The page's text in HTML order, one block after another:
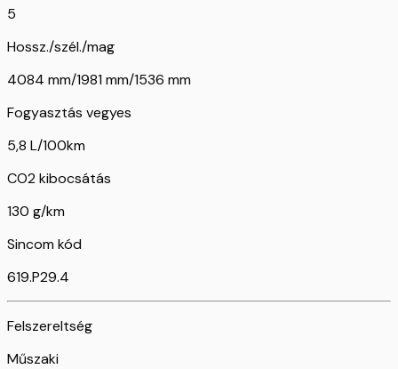
5
Hossz./szél./mag
4084 mm/1981 mm/1536 mm
Fogyasztás vegyes
5,8 L/100km
CO2 kibocsátás
130 g/km
Sincom kód
619.P29.4
Felszereltség
Műszaki